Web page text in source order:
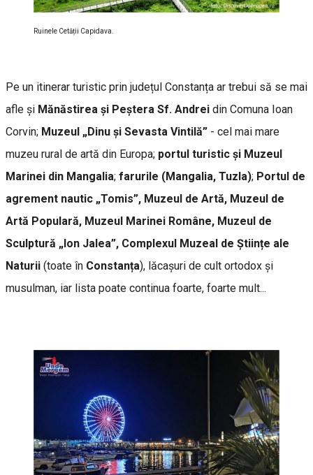
Ruinele Cetății Capidava.
Pe un itinerar turistic prin județul Constanța ar trebui să se mai
afle și Mănăstirea și Peștera Sf. Andrei din Comuna Ioan
Corvin; Muzeul „Dinu şi Sevasta Vintilă” - cel mai mare
muzeu rural de artă din Europa; portul turistic și Muzeul
Marinei din Mangalia; farurile (Mangalia, Tuzla); Portul de
agrement nautic „Tomis”, Muzeul de Artă, Muzeul de
Artă Populară, Muzeul Marinei Române, Muzeul de
Sculptură „Ion Jalea”, Complexul Muzeal de Științe ale
Naturii (toate în Constanța), lăcașuri de cult ortodox și
musulman, iar lista poate continua foarte, foarte mult...